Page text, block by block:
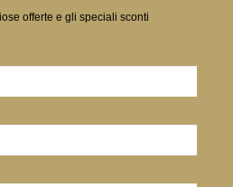
offerte e gli speciali sconti